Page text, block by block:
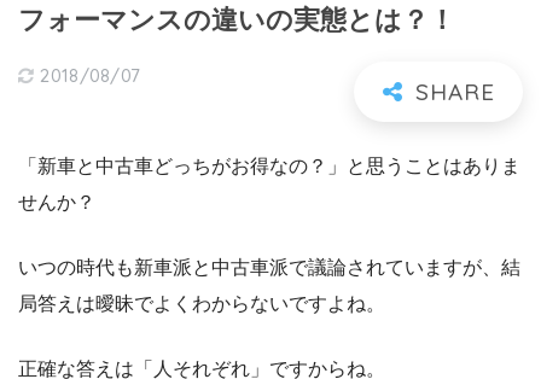
フォーマンスの違いの実態とは？！
2018/08/07
「新車と中古車どっちがお得なの？」と思うことはありま
せんか？
いつの時代も新車派と中古車派で議論されていますが、結
局答えは曖昧でよくわからないですよね。
正確な答えは「人それぞれ」ですからね。